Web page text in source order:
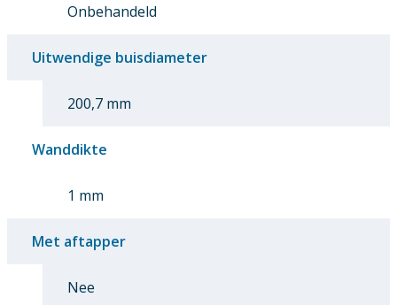
Onbehandeld
Uitwendige buisdiameter
200,7 mm
Wanddikte
1 mm
Met aftapper
Nee